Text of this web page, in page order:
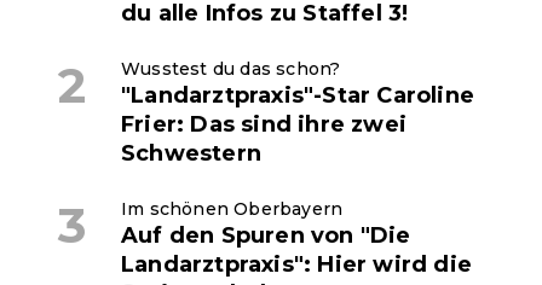
du alle Infos zu Staffel 3!
Wusstest du das schon?
"Landarztpraxis"-Star Caroline
Frier: Das sind ihre zwei
Schwestern
Im schönen Oberbayern
Auf den Spuren von "Die
Landarztpraxis": Hier wird die